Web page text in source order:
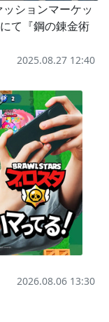
ションマーケッ
にて『鋼の錬金術
2025.08.27 12:40
2026.08.06 13:30